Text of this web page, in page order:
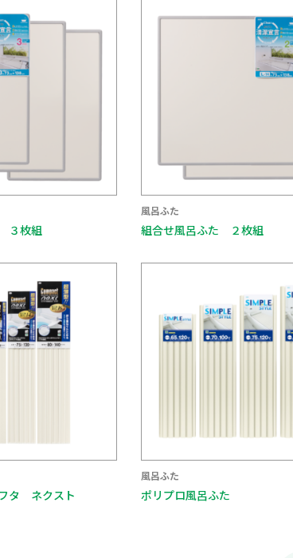
３枚組
風呂ふた
組合せ風呂ふた ２枚組
タ ネクスト
風呂ふた
ポリプロ風呂ふた